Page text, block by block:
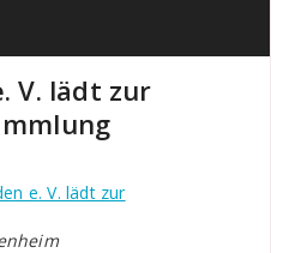
V. lädt zur
e. V. lädt zur